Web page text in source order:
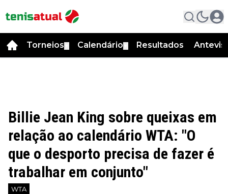
Torneios Calendário Resultados
Billie Jean King sobre queixas em
relação ao calendário WTA: "O
que o desporto precisa de fazer é
trabalhar em conjunto"
WTA